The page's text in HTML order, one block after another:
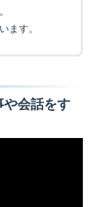
ます。
や会話をす